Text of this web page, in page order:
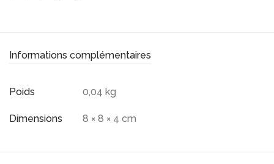
Informations complémentaires
Poids 0,04 kg
Dimensions 8 × 8 × 4 cm